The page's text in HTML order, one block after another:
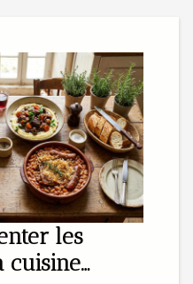
les
cuisine